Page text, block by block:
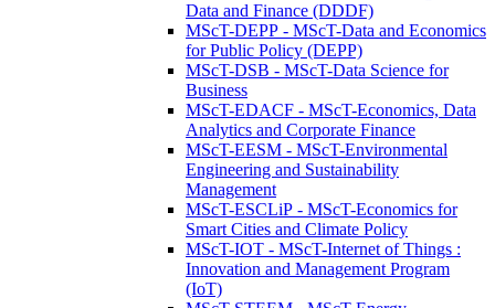
Data and Finance (DDDF)
MScT-DEPP - MScT-Data and Economics
for Public Policy (DEPP)
MScT-DSB - MScT-Data Science for
Business
MScT-EDACF - MScT-Economics, Data
Analytics and Corporate Finance
MScT-EESM - MScT-Environmental
Engineering and Sustainability
Management
MScT-ESCLiP - MScT-Economics for
Smart Cities and Climate Policy
MScT-IOT - MScT-Internet of Things :
Innovation and Management Program
(IoT)